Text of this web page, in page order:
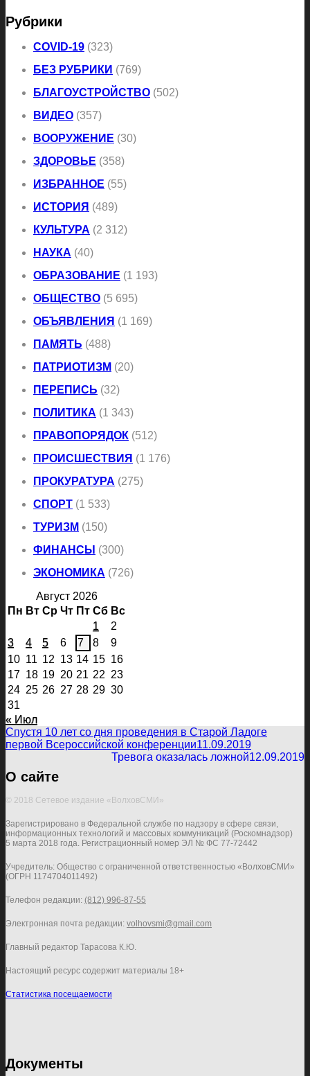
Рубрики
COVID-19 (323)
БЕЗ РУБРИКИ (769)
БЛАГОУСТРОЙСТВО (502)
ВИДЕО (357)
ВООРУЖЕНИЕ (30)
ЗДОРОВЬЕ (358)
ИЗБРАННОЕ (55)
ИСТОРИЯ (489)
КУЛЬТУРА (2 312)
НАУКА (40)
ОБРАЗОВАНИЕ (1 193)
ОБЩЕСТВО (5 695)
ОБЪЯВЛЕНИЯ (1 169)
ПАМЯТЬ (488)
ПАТРИОТИЗМ (20)
ПЕРЕПИСЬ (32)
ПОЛИТИКА (1 343)
ПРАВОПОРЯДОК (512)
ПРОИСШЕСТВИЯ (1 176)
ПРОКУРАТУРА (275)
СПОРТ (1 533)
ТУРИЗМ (150)
ФИНАНСЫ (300)
ЭКОНОМИКА (726)
Август 2026
Пн Вт Ср Чт Пт Сб Вс
1
2
3
4 5 6 7 8
9
10 11 12 13 14 15 16
17 18 19 20 21 22 23
24 25 26 27 28 29 30
31
« Июл
Спустя 10 лет со дня проведения в Старой Ладоге
первой Всероссийской конференции11.09.2019
Тревога оказалась ложной12.09.2019
О сайте
© 2018 Сетевое издание «ВолховСМИ»
Зарегистрировано в Федеральной службе по надзору в сфере связи,
информационных технологий и массовых коммуникаций (Роскомнадзор)
5 марта 2018 года. Регистрационный номер ЭЛ № ФС 77-72442
Учредитель: Общество с ограниченной ответственностью «ВолховСМИ»
(ОГРН 1174704011492)
Телефон редакции: (812) 996-87-55
Электронная почта редакции: volhovsmi@gmail.com
Главный редактор Тарасова К.Ю.
Настоящий ресурс содержит материалы 18+
Статистика посещаемости
Документы